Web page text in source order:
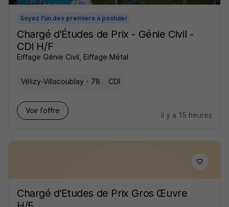
Soyez l'un des premiers à postuler
Chargé d'Études de Prix - Génie Civil -
CDI H/F
Eiffage Génie Civil, Eiffage Métal
Vélizy-Villacoublay - 78 CDI
Voir l’offre
il y a 15 heures
Chargé d'Etudes de Prix Gros Œuvre